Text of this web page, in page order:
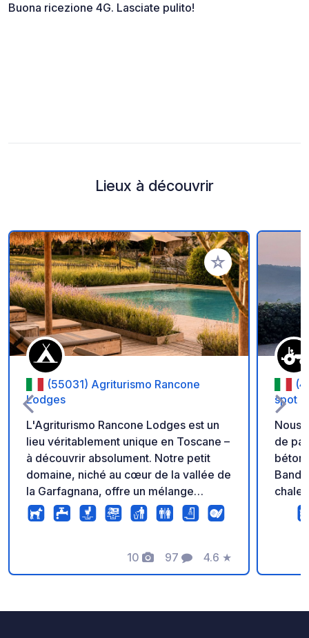
Buona ricezione 4G. Lasciate pulito!
Lieux à découvrir
Ajouter à vos
(55031) Agriturismo Rancone
Lodges
L'Agriturismo Rancone Lodges est un
lieu véritablement unique en Toscane –
à découvrir absolument. Notre petit
domaine, niché au cœur de la vallée de
la Garfagnana, offre un mélange
exceptionnel de glamping de luxe,
d'emplacements de camping
ambiance de ferme. Ici, les animaux
occupent une place centrale dans la
10
Photos
97
Commentaires
4.6
Note
★
spot
Nous
de
car
les